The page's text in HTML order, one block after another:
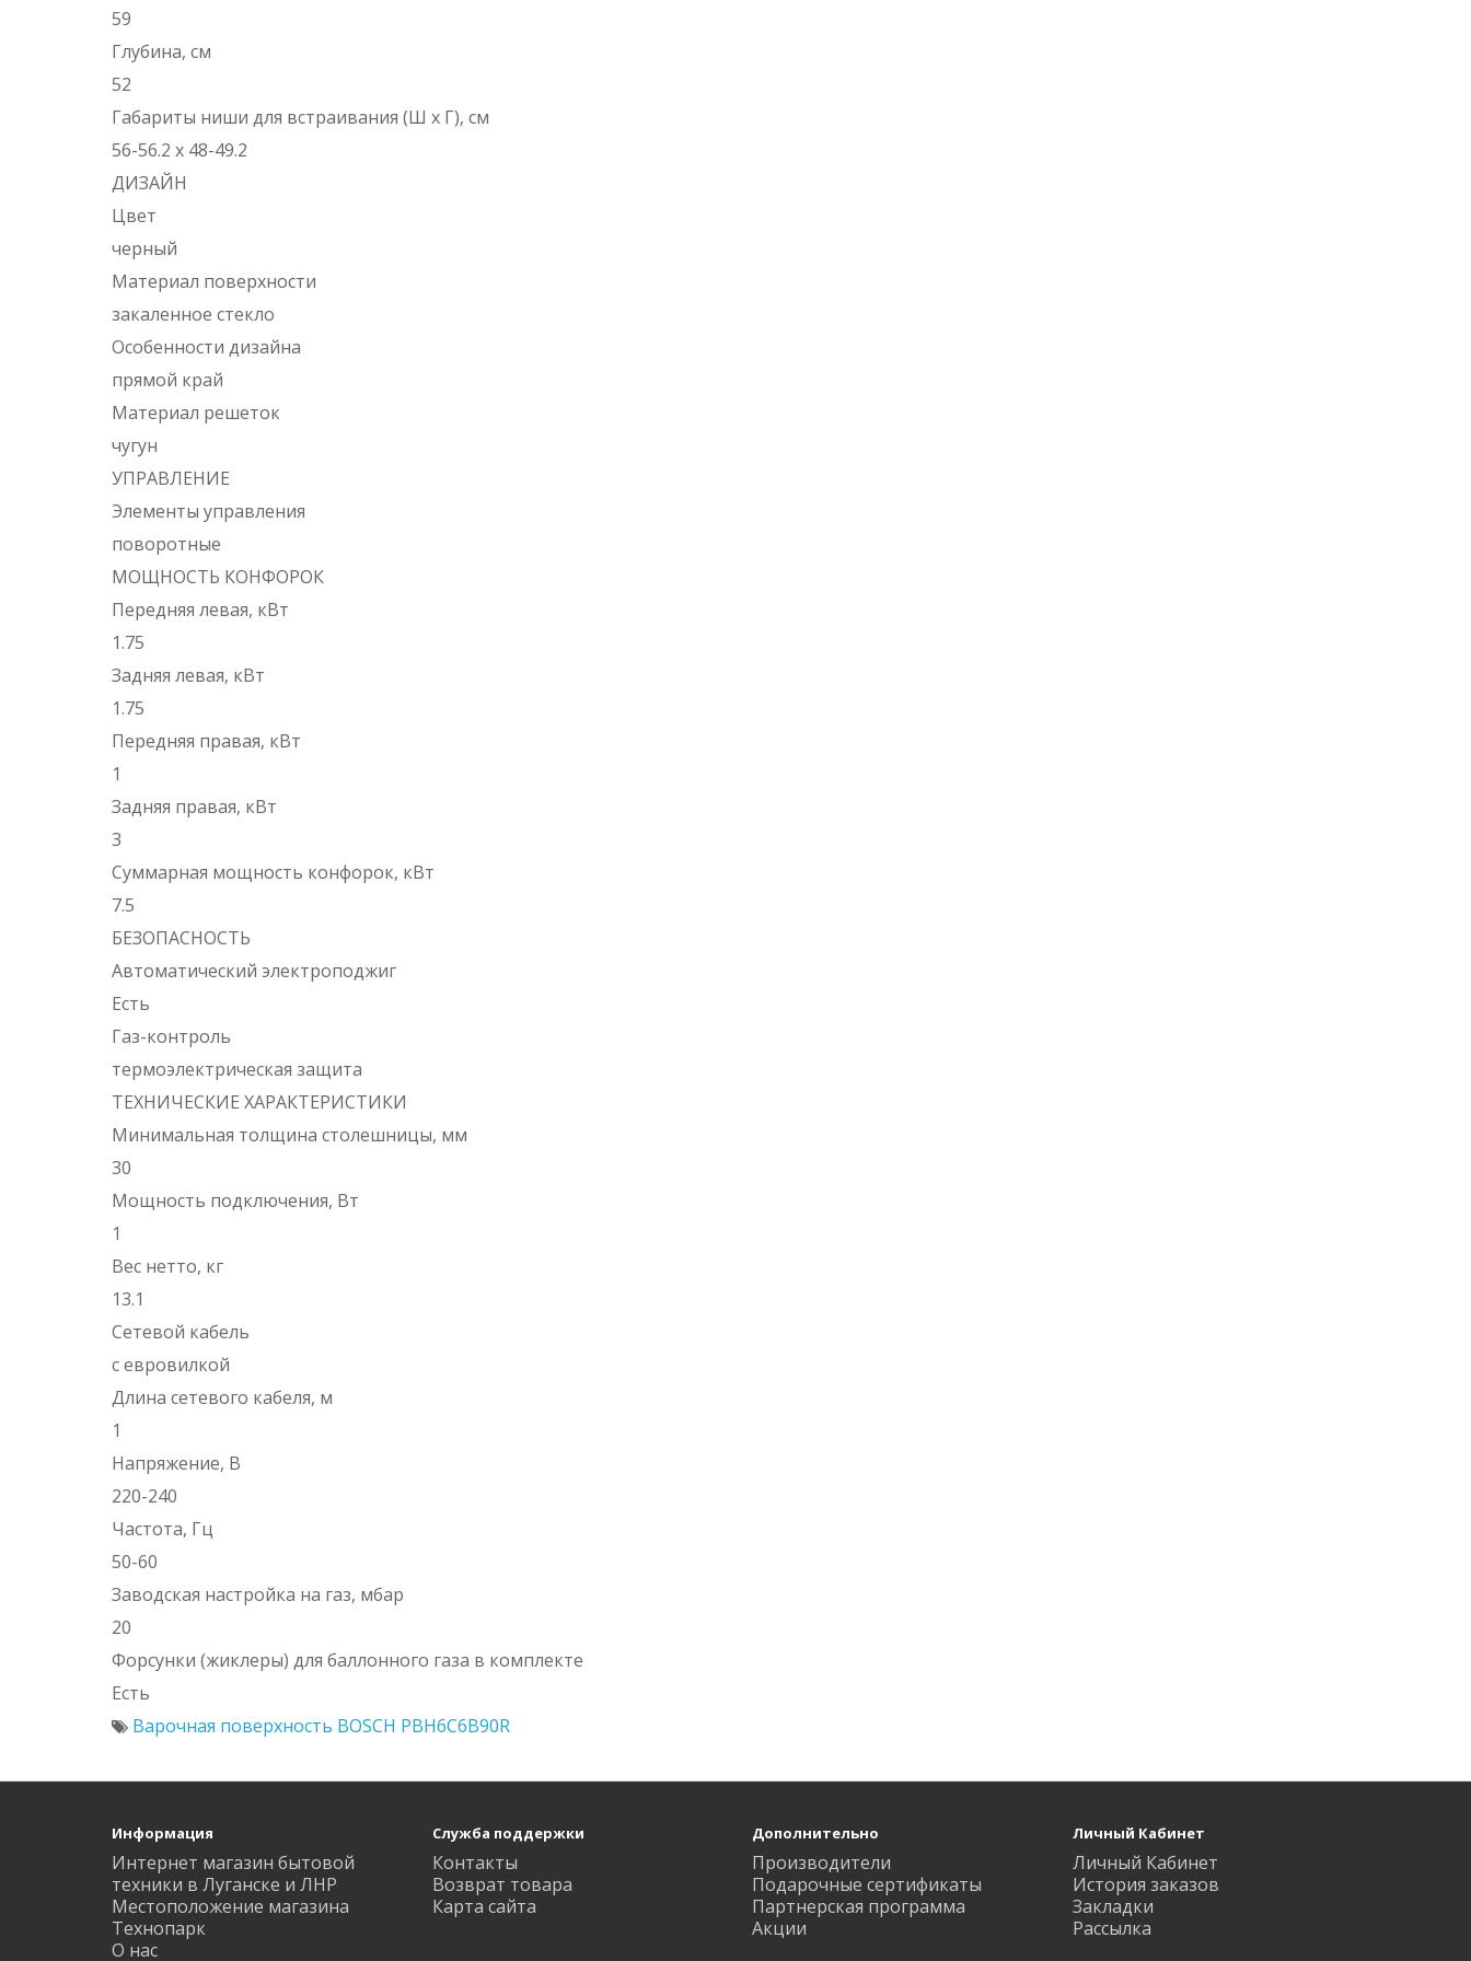
59
Глубина, см
52
Габариты ниши для встраивания (Ш х Г), см
56-56.2 х 48-49.2
ДИЗАЙН
Цвет
черный
Материал поверхности
закаленное стекло
Особенности дизайна
прямой край
Материал решеток
чугун
УПРАВЛЕНИЕ
Элементы управления
поворотные
МОЩНОСТЬ КОНФОРОК
Передняя левая, кВт
1.75
Задняя левая, кВт
1.75
Передняя правая, кВт
1
Задняя правая, кВт
3
Суммарная мощность конфорок, кВт
7.5
БЕЗОПАСНОСТЬ
Автоматический электроподжиг
Есть
Газ-контроль
термоэлектрическая защита
ТЕХНИЧЕСКИЕ ХАРАКТЕРИСТИКИ
Минимальная толщина столешницы, мм
30
Мощность подключения, Вт
1
Вес нетто, кг
13.1
Сетевой кабель
с евровилкой
Длина сетевого кабеля, м
1
Напряжение, В
220-240
Частота, Гц
50-60
Заводская настройка на газ, мбар
20
Форсунки (жиклеры) для баллонного газа в комплекте
Есть
Варочная поверхность BOSCH PBH6C6B90R
Информация
Интернет магазин бытовой
техники в Луганске и ЛНР
Местоположение магазина
Технопарк
О нас
Служба поддержки
Контакты
Возврат товара
Карта сайта
Дополнительно
Производители
Подарочные сертификаты
Партнерская программа
Акции
Личный Кабинет
Личный Кабинет
История заказов
Закладки
Рассылка